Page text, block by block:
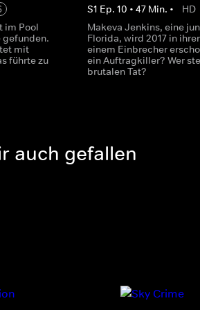
im Pool
gefunden.
mit
führte zu
S1 Ep.10 •47 Min. • HD
Makeva Jenkins, eine
Florida, wird 2017 in
einem Einbrecher
ein Auftragkiller? Wer
brutalen Tat?
auch gefallen